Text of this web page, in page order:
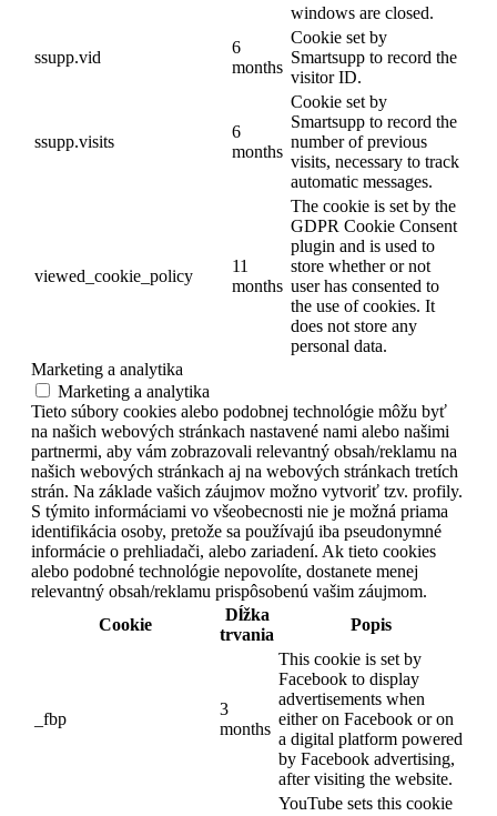
windows are closed.
ssupp.vid
6
months
Cookie set by
Smartsupp to record the
visitor ID.
ssupp.visits
6
months
Cookie set by
Smartsupp to record the
number of previous
visits, necessary to track
automatic messages.
viewed_cookie_policy
11
months
The cookie is set by the
GDPR Cookie Consent
plugin and is used to
store whether or not
user has consented to
the use of cookies. It
does not store any
personal data.
Marketing a analytika
Marketing a analytika
Tieto súbory cookies alebo podobnej technológie môžu byť
na našich webových stránkach nastavené nami alebo našimi
partnermi, aby vám zobrazovali relevantný obsah/reklamu na
našich webových stránkach aj na webových stránkach tretích
strán. Na základe vašich záujmov možno vytvoriť tzv. profily.
S týmito informáciami vo všeobecnosti nie je možná priama
identifikácia osoby, pretože sa používajú iba pseudonymné
informácie o prehliadači, alebo zariadení. Ak tieto cookies
alebo podobné technológie nepovolíte, dostanete menej
relevantný obsah/reklamu prispôsobenú vašim záujmom.
Cookie
Dĺžka
trvania
Popis
_fbp
3
months
This cookie is set by
Facebook to display
advertisements when
either on Facebook or on
a digital platform powered
by Facebook advertising,
after visiting the website.
YouTube sets this cookie